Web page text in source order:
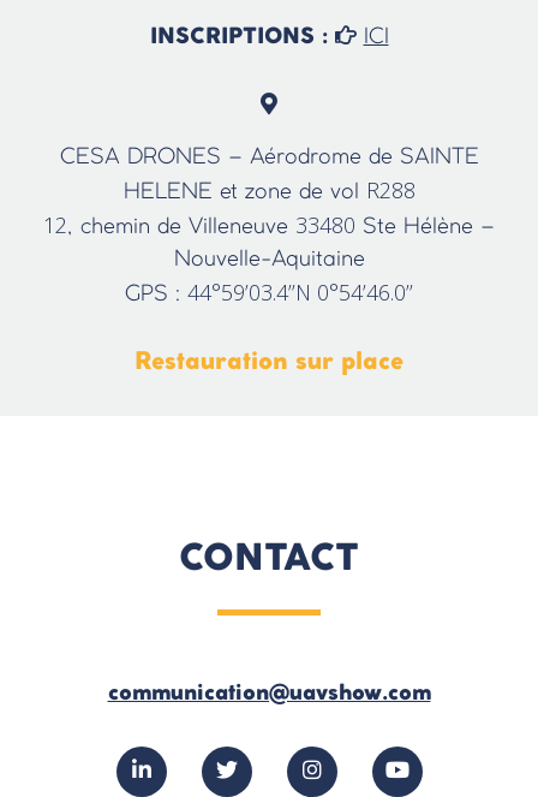
INSCRIPTIONS : ICI
CESA DRONES – Aérodrome de SAINTE
HELENE et zone de vol
R288
12, chemin de Villeneuve 33480 Ste Hélène –
Nouvelle-Aquitaine
GPS : 44°59’03.4’’N 0°54’46.0’’
Restauration sur place
CONTACT
communication@uavshow.com